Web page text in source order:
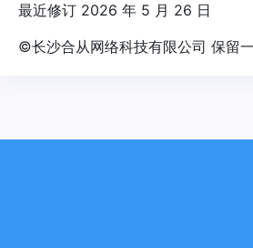
最近修订 2026 年 5 月 26 日
©长沙合从网络科技有限公司 保留